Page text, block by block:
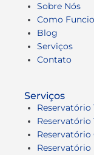
Sobre Nós
Como
Blog
Serviços
Contato
Serviços
Reservatório
Reservatório
Reservatório
Reservatório